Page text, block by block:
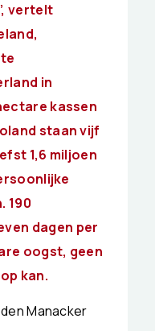
vertelt
in
kassen
staan vijf
1,6 miljoen
190
dagen per
oogst, geen
kan.
Manacker